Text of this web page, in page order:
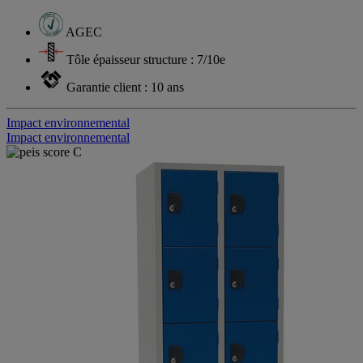
AGEC
Tôle épaisseur structure : 7/10e
Garantie client : 10 ans
Impact environnemental
Impact environnemental